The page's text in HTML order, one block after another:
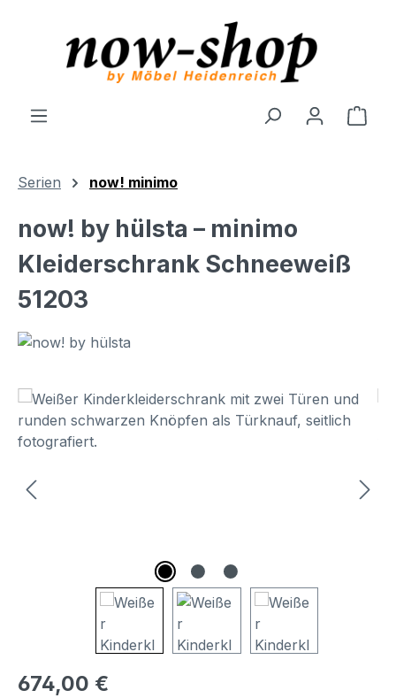
Serien now! minimo
now! by hülsta – minimo
Kleiderschrank Schneeweiß
51203
Bildergalerie überspringen
Regulärer Preis:
674,00 €